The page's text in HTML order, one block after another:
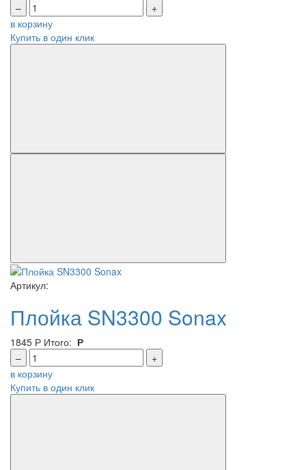
–
+
в корзину
Купить в один клик
Артикул:
Плойка SN3300 Sonax
1845 Р Итого: Р
–
+
в корзину
Купить в один клик